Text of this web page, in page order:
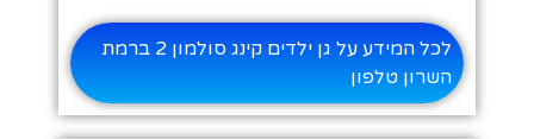
לכל המידע על גן ילדים קינג סולמון 2 ברמת
השרון טלפון